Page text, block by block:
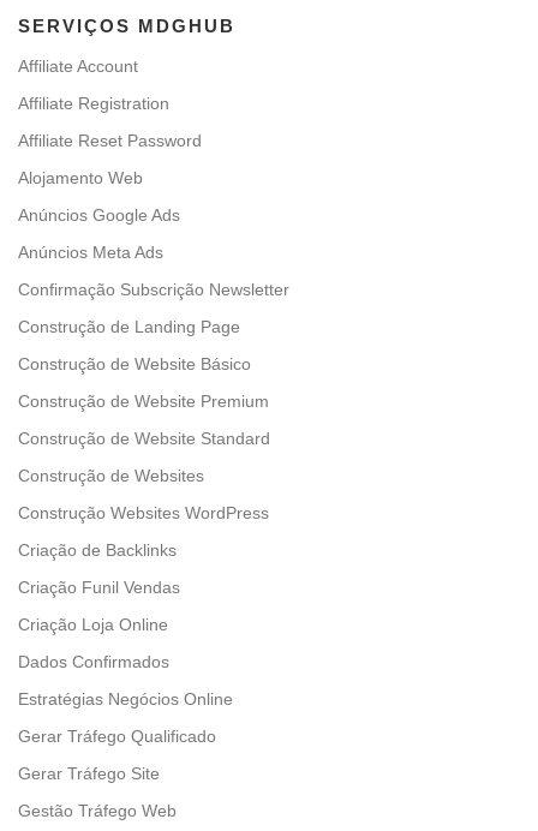
SERVIÇOS MDGHUB
Affiliate Account
Affiliate Registration
Affiliate Reset Password
Alojamento Web
Anúncios Google Ads
Anúncios Meta Ads
Confirmação Subscrição Newsletter
Construção de Landing Page
Construção de Website Básico
Construção de Website Premium
Construção de Website Standard
Construção de Websites
Construção Websites WordPress
Criação de Backlinks
Criação Funil Vendas
Criação Loja Online
Dados Confirmados
Estratégias Negócios Online
Gerar Tráfego Qualificado
Gerar Tráfego Site
Gestão Tráfego Web